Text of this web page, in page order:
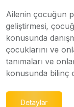
Ailenin çocuğun
geliştirmesi,
konusunda
çocuklarını ve
tanımaları ve
konusunda bilinç
Detaylar